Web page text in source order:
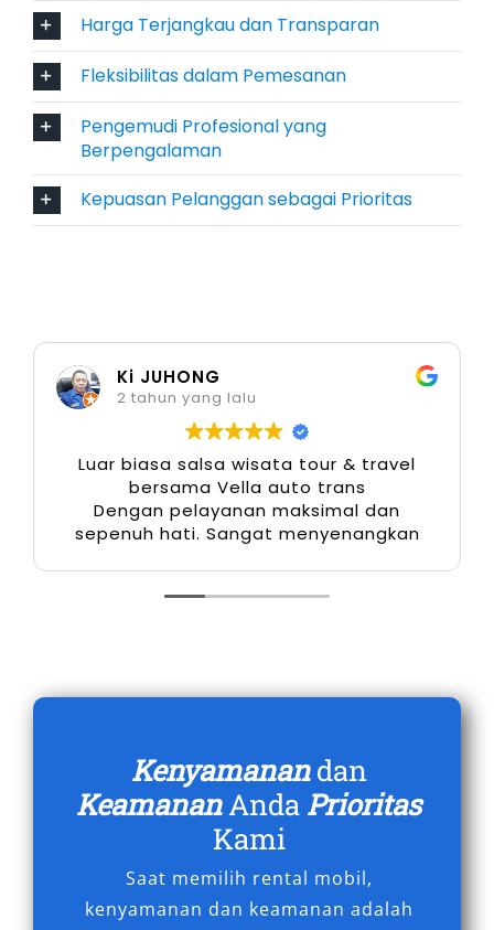
Kendaraan Premium & Bisnis
Toyota Alphard
Toyota Camry
Memberikan kesan profesional dan eksklusif
untuk tamu penting atau acara resmi.
Isuzu Elf Long
Pilihan tepat untuk wisata grup, outing kantor,
atau acara keluarga besar.
SUV Tangguh
Mitsubishi Pajero
Fasilitas Layanan Sewa Mobil
Purworejo
Menggunakan layanan sewa mobil Purworejo
dengan sopir atau lepas kunci dari Salsa
Wisata memberikan berbagai keuntungan
Harga Terjangkau dan Transparan
Fleksibilitas dalam Pemesanan
Pengemudi Profesional yang
Berpengalaman
Kepuasan Pelanggan sebagai Prioritas
Ki JUHONG
2 tahun yang lalu
Luar biasa salsa wisata tour & travel
bersama Vella auto trans
Dengan pelayanan maksimal dan
sepenuh hati. Sangat menyenangkan
Kenyamanandan
KeamananAnda Prioritas
Kami
Saat memilih rental mobil,
kenyamanan dan keamanan adalah